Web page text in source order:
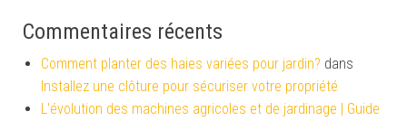
Commentaires récents
Comment planter des haies variées pour jardin? dans
Installez une clôture pour sécuriser votre propriété
L'évolution des machines agricoles et de jardinage | Guide